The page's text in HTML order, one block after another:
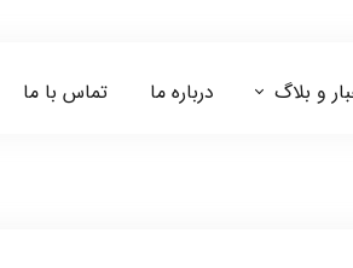
و بلاگ درباره ما تماس با ما